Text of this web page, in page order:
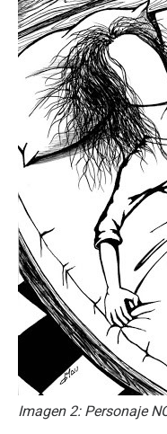
Imagen 2: Personaje